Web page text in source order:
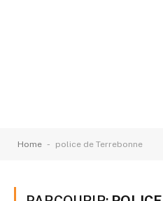
Home - police de Terrebonne